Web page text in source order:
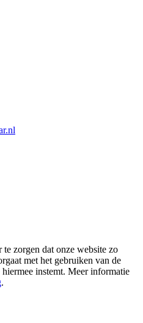
zorgen dat onze website zo
met het gebruiken van de
instemt. Meer informatie
.